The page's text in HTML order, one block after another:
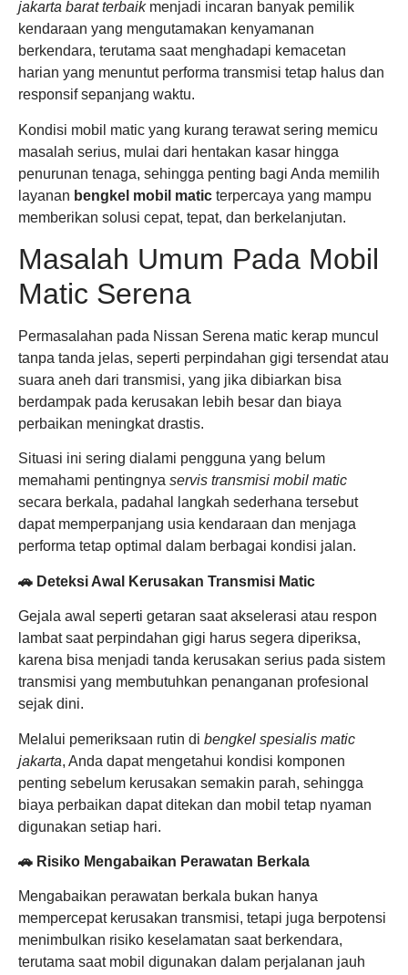
jakarta barat terbaikmenjadi incaran banyak pemilik
kendaraan yang mengutamakan kenyamanan
berkendara, terutama saat menghadapi kemacetan
harian yang menuntut performa transmisi tetap halus dan
responsif sepanjang waktu.
Kondisi mobil matic yang kurang terawat sering memicu
masalah serius, mulai dari hentakan kasar hingga
penurunan tenaga, sehingga penting bagi Anda memilih
layanan bengkel mobil matic terpercaya yang mampu
memberikan solusi cepat, tepat, dan berkelanjutan.
Masalah Umum Pada Mobil
Matic Serena
Permasalahan pada Nissan Serena matic kerap muncul
tanpa tanda jelas, seperti perpindahan gigi tersendat atau
suara aneh dari transmisi, yang jika dibiarkan bisa
berdampak pada kerusakan lebih besar dan biaya
perbaikan meningkat drastis.
Situasi ini sering dialami pengguna yang belum
memahami pentingnya servis transmisi mobil matic
secara berkala, padahal langkah sederhana tersebut
dapat memperpanjang usia kendaraan dan menjaga
performa tetap optimal dalam berbagai kondisi jalan.
🚗 Deteksi Awal Kerusakan Transmisi Matic
Gejala awal seperti getaran saat akselerasi atau respon
lambat saat perpindahan gigi harus segera diperiksa,
karena bisa menjadi tanda kerusakan serius pada sistem
transmisi yang membutuhkan penanganan profesional
sejak dini.
Melalui pemeriksaan rutin di bengkel spesialis matic
jakarta, Anda dapat mengetahui kondisi komponen
penting sebelum kerusakan semakin parah, sehingga
biaya perbaikan dapat ditekan dan mobil tetap nyaman
digunakan setiap hari.
🚗 Risiko Mengabaikan Perawatan Berkala
Mengabaikan perawatan berkala bukan hanya
mempercepat kerusakan transmisi, tetapi juga berpotensi
menimbulkan risiko keselamatan saat berkendara,
terutama saat mobil digunakan dalam perjalanan jauh